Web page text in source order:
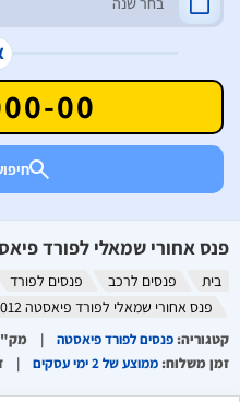
פנס אחורי שמאלי לפורד פיאסטה 2012 (5
בית פנסים לרכב פנסים לפורד
פנס אחורי שמאלי לפורד פיאסטה 2012 (5 דלתות)
קטגוריה:פנסים לפורד פיאסטה
זמן משלוח:ממוצע של 2 ימי עסקים